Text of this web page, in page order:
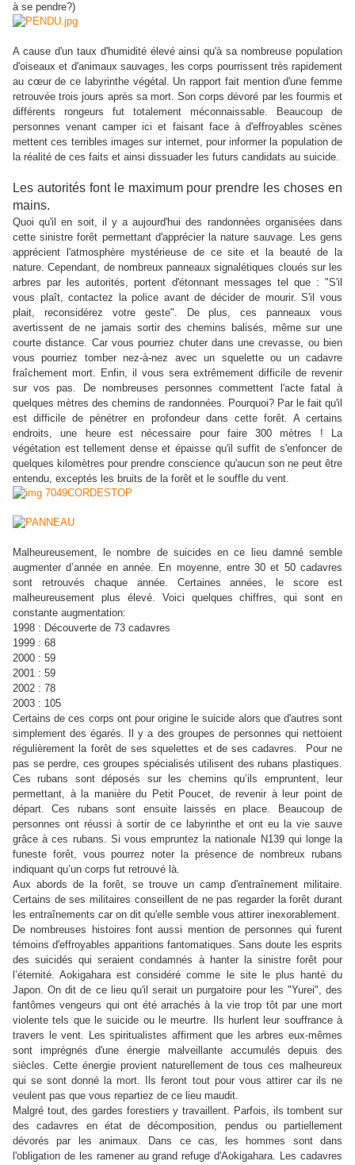
à se pendre?)
A cause d'un taux d'humidité élevé ainsi qu'à sa nombreuse population
d'oiseaux et d'animaux sauvages, les corps pourrissent très rapidement
au cœur de ce labyrinthe végétal. Un rapport fait mention d'une femme
retrouvée trois jours après sa mort. Son corps dévoré par les fourmis et
différents rongeurs fut totalement méconnaissable. Beaucoup de
personnes venant camper ici et faisant face à d'effroyables scènes
mettent ces terribles images sur internet, pour informer la population de
la réalité de ces faits et ainsi dissuader les futurs candidats au suicide.
Les autorités font le maximum pour prendre les choses en
mains.
Quoi qu'il en soit, il y a aujourd'hui des randonnées organisées dans
cette sinistre forêt permettant d'apprécier la nature sauvage. Les gens
apprécient l'atmosphère mystérieuse de ce site et la beauté de la
nature. Cependant, de nombreux panneaux signalétiques cloués sur les
arbres par les autorités, portent d'étonnant messages tel que : "S'il
vous plaît, contactez la police avant de décider de mourir. S'il vous
plait, reconsidérez votre geste". De plus, ces panneaux vous
avertissent de ne jamais sortir des chemins balisés, même sur une
courte distance. Car vous pourriez chuter dans une crevasse, ou bien
vous pourriez tomber nez-à-nez avec un squelette ou un cadavre
fraîchement mort. Enfin, il vous sera extrêmement difficile de revenir
sur vos pas. De nombreuses personnes commettent l'acte fatal à
quelques mètres des chemins de randonnées. Pourquoi? Par le fait qu'il
est difficile de pénétrer en profondeur dans cette forêt. A certains
endroits, une heure est nécessaire pour faire 300 mètres ! La
végétation est tellement dense et épaisse qu'il suffit de s'enfoncer de
quelques kilomètres pour prendre conscience qu'aucun son ne peut être
entendu, exceptés les bruits de la forêt et le souffle du vent.
Malheureusement, le nombre de suicides en ce lieu damné semble
augmenter d’année en année. En moyenne, entre 30 et 50 cadavres
sont retrouvés chaque année. Certaines années, le score est
malheureusement plus élevé. Voici quelques chiffres, qui sont en
constante augmentation:
1998 : Découverte de 73 cadavres
1999 : 68
2000 : 59
2001 : 59
2002 : 78
2003 : 105
Certains de ces corps ont pour origine le suicide alors que d'autres sont
simplement des égarés. Il y a des groupes de personnes qui nettoient
régulièrement la forêt de ses squelettes et de ses cadavres. Pour ne
pas se perdre, ces groupes spécialisés utilisent des rubans plastiques.
Ces rubans sont déposés sur les chemins qu’ils empruntent, leur
permettant, à la manière du Petit Poucet, de revenir à leur point de
départ. Ces rubans sont ensuite laissés en place. Beaucoup de
personnes ont réussi à sortir de ce labyrinthe et ont eu la vie sauve
grâce à ces rubans. Si vous empruntez la nationale N139 qui longe la
funeste forêt, vous pourrez noter la présence de nombreux rubans
indiquant qu’un corps fut retrouvé là.
Aux abords de la forêt, se trouve un camp d'entraînement militaire.
Certains de ses militaires conseillent de ne pas regarder la forêt durant
les entraînements car on dit qu'elle semble vous attirer inexorablement.
De nombreuses histoires font aussi mention de personnes qui furent
témoins d'effroyables apparitions fantomatiques. Sans doute les esprits
des suicidés qui seraient condamnés à hanter la sinistre forêt pour
l’éternité. Aokigahara est considéré comme le site le plus hanté du
Japon. On dit de ce lieu qu'il serait un purgatoire pour les "Yurei", des
fantômes vengeurs qui ont été arrachés à la vie trop tôt par une mort
violente tels que le suicide ou le meurtre. Ils hurlent leur souffrance à
travers le vent. Les spiritualistes affirment que les arbres eux-mêmes
sont imprégnés d'une énergie malveillante accumulés depuis des
siècles. Cette énergie provient naturellement de tous ces malheureux
qui se sont donné la mort. Ils feront tout pour vous attirer car ils ne
veulent pas que vous repartiez de ce lieu maudit.
Malgré tout, des gardes forestiers y travaillent. Parfois, ils tombent sur
des cadavres en état de décomposition, pendus ou partiellement
dévorés par les animaux. Dans ce cas, les hommes sont dans
l'obligation de les ramener au grand refuge d'Aokigahara. Les cadavres